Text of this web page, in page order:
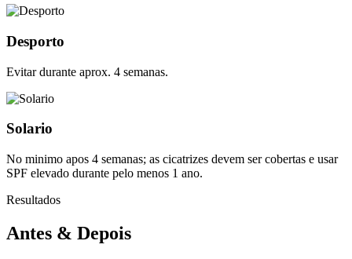
Desporto
Evitar durante aprox. 4 semanas.
Solario
No minimo apos 4 semanas; as cicatrizes devem ser cobertas e usar
SPF elevado durante pelo menos 1 ano.
Resultados
Antes & Depois